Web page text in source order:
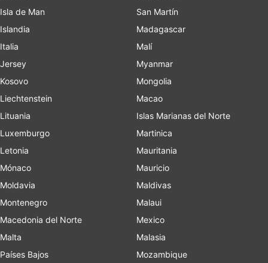
Isla de Man
Islandia
Italia
Jersey
Kosovo
Liechtenstein
Lituania
Luxemburgo
Letonia
Mónaco
Moldavia
Montenegro
Macedonia del Norte
Malta
Países Bajos
San Martín
Madagascar
Malí
Myanmar
Mongolia
Macao
Islas Marianas del Norte
Martinica
Mauritania
Mauricio
Maldivas
Malaui
Mexico
Malasia
Mozambique